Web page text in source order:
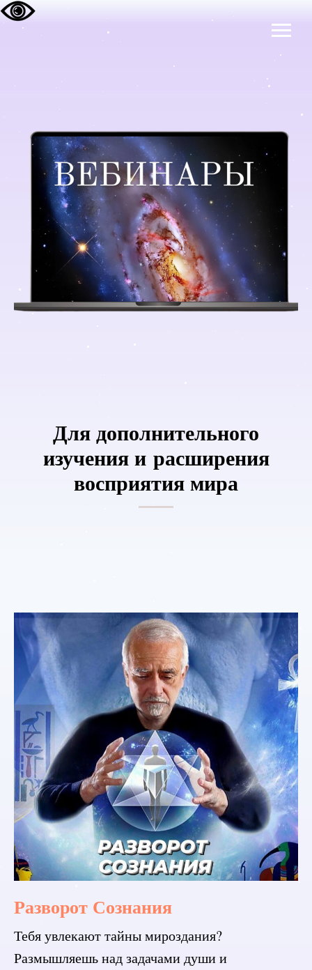
Для дополнительного
изучения и расширения
восприятия мира
Разворот Сознания
Тебя увлекают тайны мироздания?
Размышляешь над задачами души и